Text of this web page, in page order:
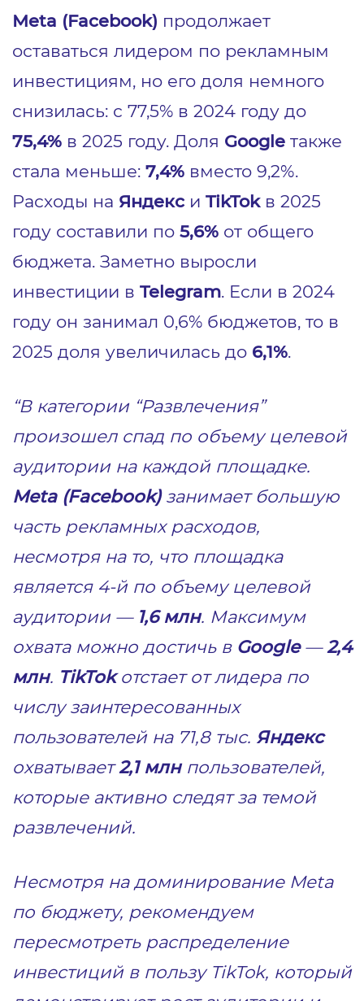
Meta (Facebook) продолжает
оставаться лидером по рекламным
инвестициям, но его доля немного
снизилась: с 77,5% в 2024 году до
75,4% в 2025 году. Доля Google также
стала меньше: 7,4% вместо 9,2%.
Расходы на Яндекси TikTokв 2025
году составили по 5,6% от общего
бюджета. Заметно выросли
инвестиции в Telegram. Если в 2024
году он занимал 0,6% бюджетов, то в
2025 доля увеличилась до 6,1%.
“В категории “Развлечения”
произошел спад по объему целевой
аудитории на каждой площадке.
Meta (Facebook)занимает большую
часть рекламных расходов,
несмотря на то, что площадка
является 4-й по объему целевой
аудитории —1,6 млн. Максимум
охвата можно достичь в Google—2,4
млн. TikTokотстает от лидера по
числу заинтересованных
пользователей на 71,8 тыс. Яндекс
охватывает2,1 млнпользователей,
которые активно следят за темой
развлечений.
Несмотря на доминирование Meta
по бюджету, рекомендуем
пересмотреть распределение
инвестиций в пользу TikTok, который